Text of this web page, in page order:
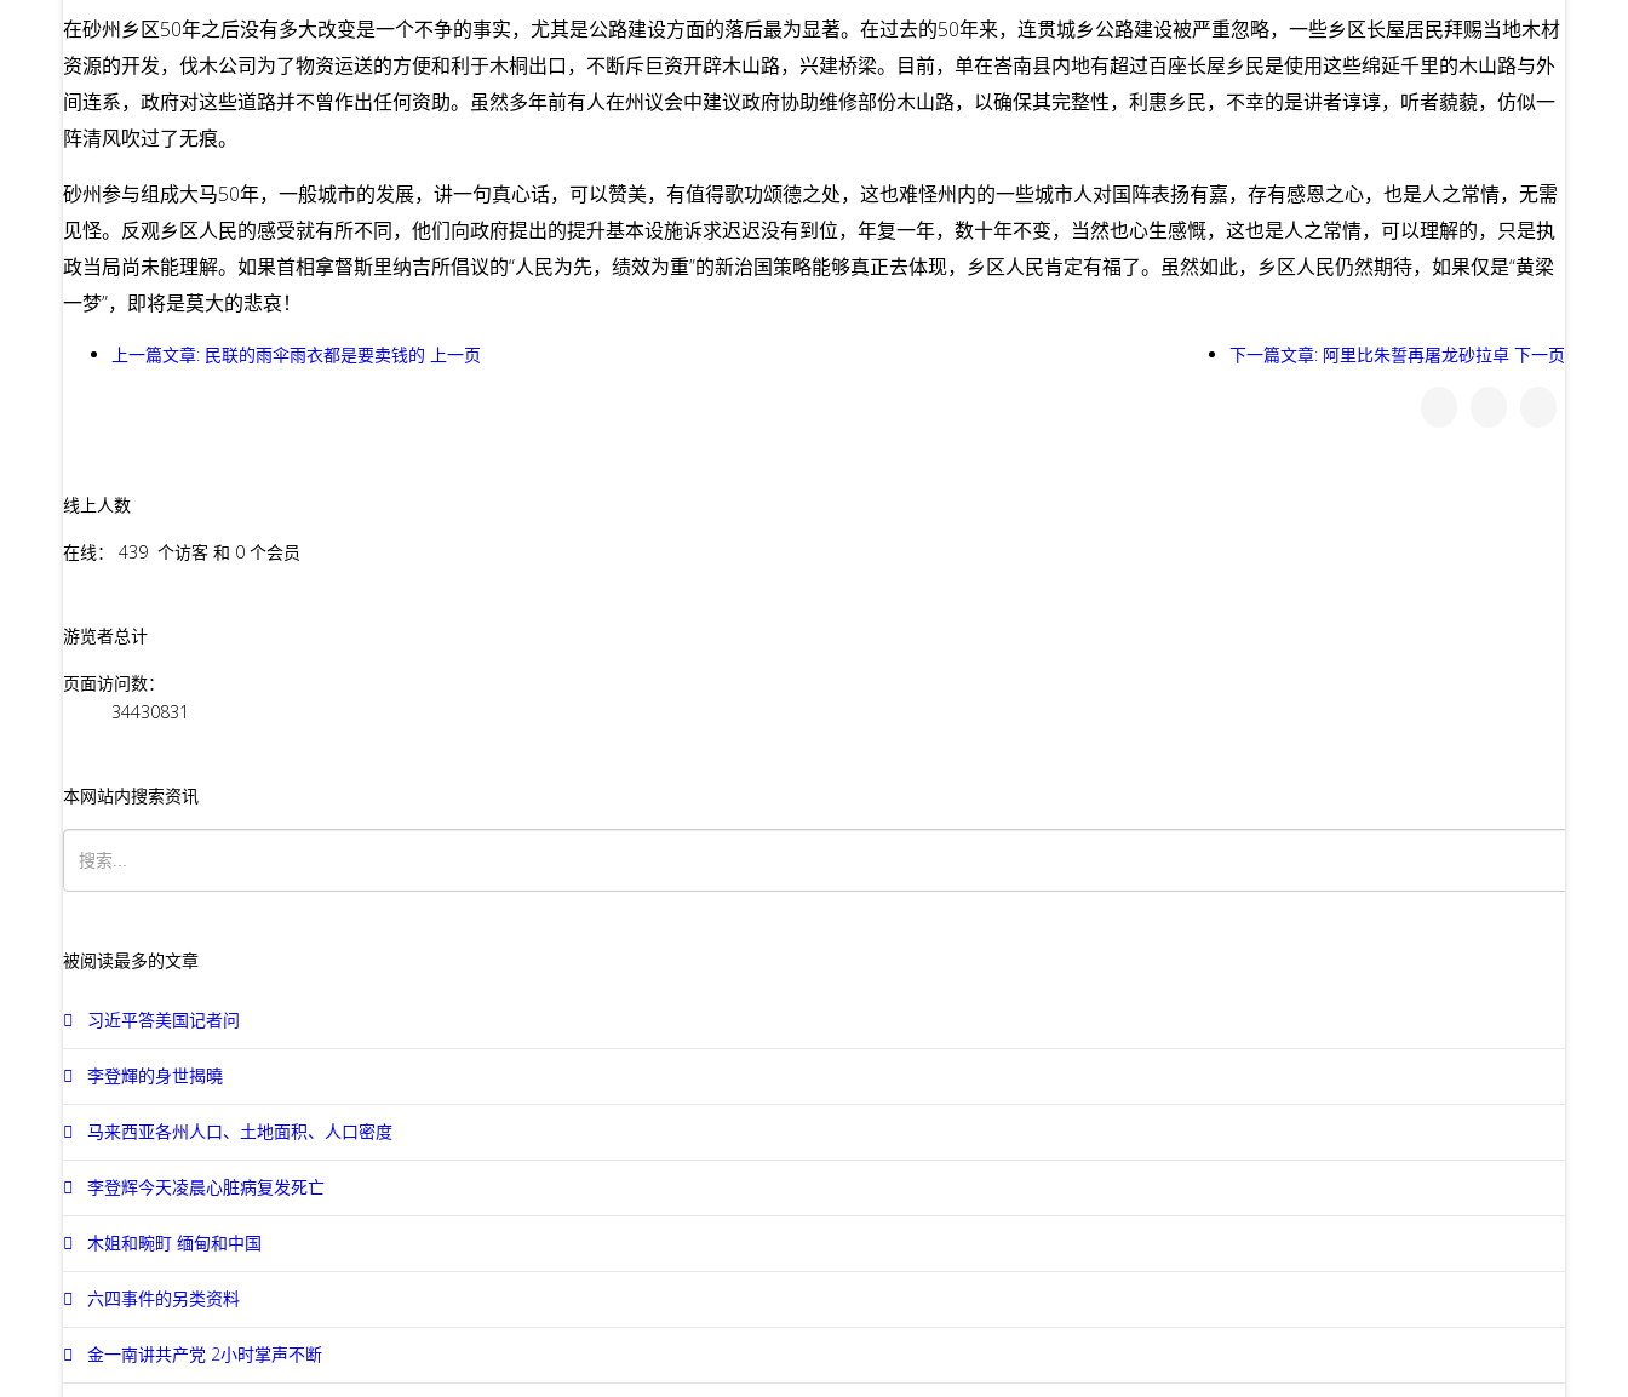
在砂州乡区50年之后没有多大改变是一个不争的事实，尤其是公路建设方面的落后最为显著。在过去的50年来，连贯城乡公路建设被严重忽略，一些乡区长屋居民拜赐当地木材
资源的开发，伐木公司为了物资运送的方便和利于木桐出口，不断斥巨资开辟木山路，兴建桥梁。目前，单在峇南县内地有超过百座长屋乡民是使用这些绵延千里的木山路与外
间连系，政府对这些道路并不曾作出任何资助。虽然多年前有人在州议会中建议政府协助维修部份木山路，以确保其完整性，利惠乡民，不幸的是讲者谆谆，听者藐藐，仿似一
阵清风吹过了无痕。
砂州参与组成大马50年，一般城市的发展，讲一句真心话，可以赞美，有值得歌功颂德之处，这也难怪州内的一些城市人对国阵表扬有嘉，存有感恩之心，也是人之常情，无需
见怪。反观乡区人民的感受就有所不同，他们向政府提出的提升基本设施诉求迟迟没有到位，年复一年，数十年不变，当然也心生感慨，这也是人之常情，可以理解的，只是执
政当局尚未能理解。如果首相拿督斯里纳吉所倡议的“人民为先，绩效为重”的新治国策略能够真正去体现，乡区人民肯定有福了。虽然如此，乡区人民仍然期待，如果仅是“黄梁
一梦”，即将是莫大的悲哀！
上一篇文章: 民联的雨伞雨衣都是要卖钱的 上一页 下一篇文章: 阿里比朱誓再屠龙砂拉卓 下一页
线上人数
在线： 439 个访客 和 0 个会员
游览者总计
页面访问数：
34430831
本网站内搜索资讯
被阅读最多的文章
习近平答美国记者问
李登輝的身世揭曉
马来西亚各州人口、土地面积、人口密度
李登辉今天凌晨心脏病复发死亡
木姐和畹町 缅甸和中国
六四事件的另类资料
金一南讲共产党 2小时掌声不断